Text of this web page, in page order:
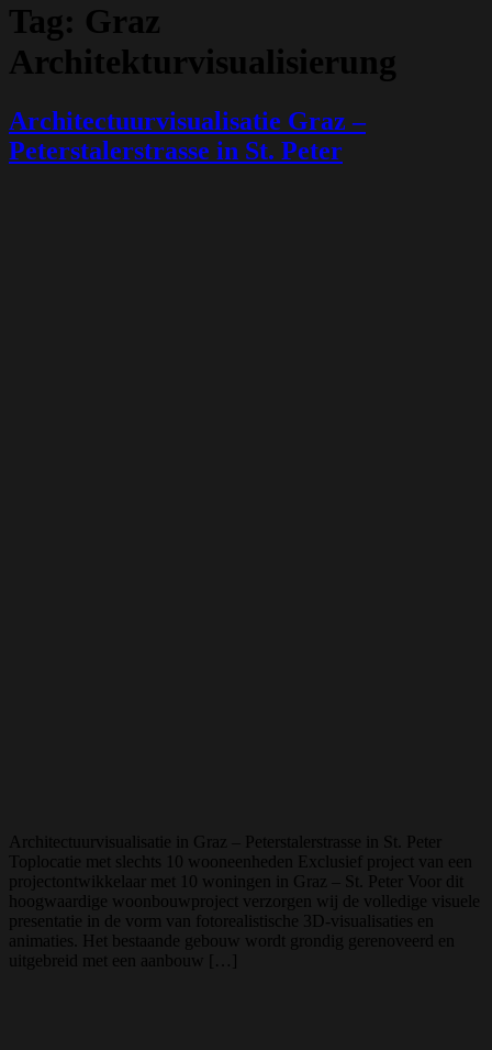
Tag: Graz
Architekturvisualisierung
Architectuurvisualisatie Graz –
Peterstalerstrasse in St. Peter
Architectuurvisualisatie in Graz – Peterstalerstrasse in St. Peter
Toplocatie met slechts 10 wooneenheden Exclusief project van een
projectontwikkelaar met 10 woningen in Graz – St. Peter Voor dit
hoogwaardige woonbouwproject verzorgen wij de volledige visuele
presentatie in de vorm van fotorealistische 3D-visualisaties en
animaties. Het bestaande gebouw wordt grondig gerenoveerd en
uitgebreid met een aanbouw […]